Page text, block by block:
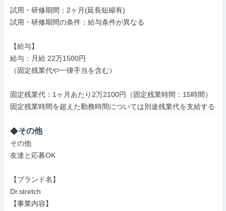
試用・研修期間：2ヶ月(延長短縮有)
試用・研修期間の条件：給与条件が異なる
【給与】
給与：月給 22万1500円
（固定残業代や一律手当を含む）
固定残業代：1ヶ月あたり2万2100円（固定残業時間：15時間）
その他
その他
友達と応募OK
【ブランド名】
Dr.stretch
【事業内容】